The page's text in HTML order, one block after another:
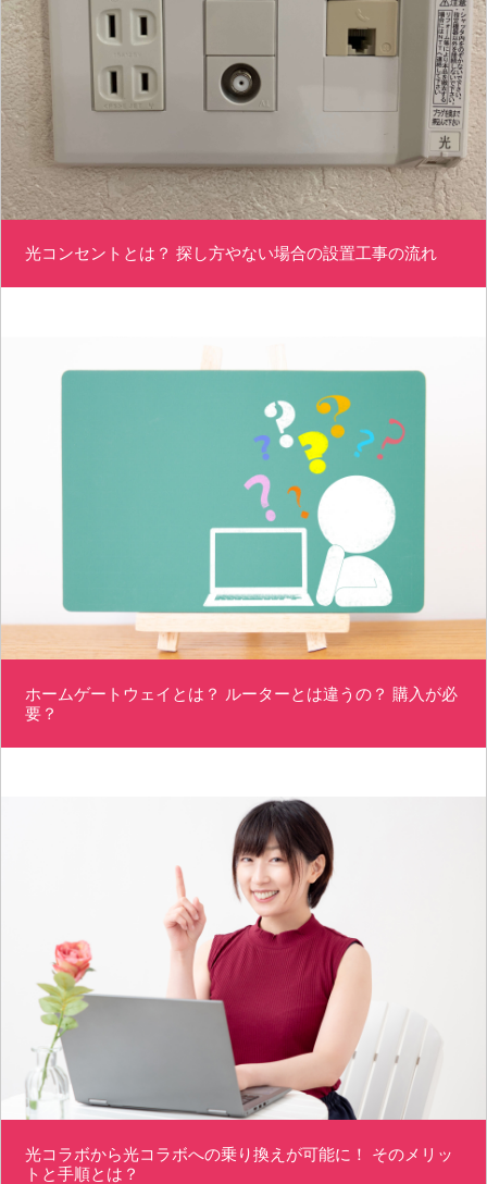
光コンセントとは？ 探し方やない場合の設置工事の流れ
ホームゲートウェイとは？ ルーターとは違うの？ 購入が必
要？
光コラボから光コラボへの乗り換えが可能に！ そのメリッ
トと手順とは？